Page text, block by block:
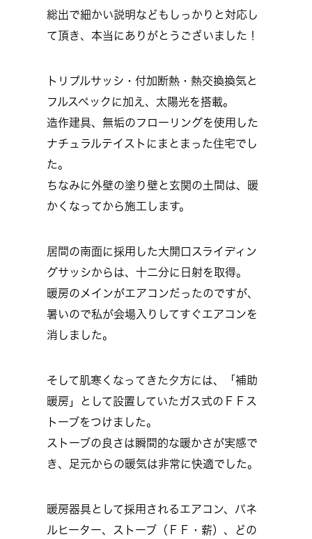
総出で細かい説明などもしっかりと対応し
て頂き、本当にありがとうございました！
トリプルサッシ・付加断熱・熱交換換気と
フルスペックに加え、太陽光を搭載。
造作建具、無垢のフローリングを使用した
ナチュラルテイストにまとまった住宅でし
た。
ちなみに外壁の塗り壁と玄関の土間は、暖
かくなってから施工します。
居間の南面に採用した大開口スライディン
グサッシからは、十二分に日射を取得。
暖房のメインがエアコンだったのですが、
暑いので私が会場入りしてすぐエアコンを
消しました。
そして肌寒くなってきた夕方には、「補助
暖房」として設置していたガス式のＦＦス
トーブをつけました。
ストーブの良さは瞬間的な暖かさが実感で
き、足元からの暖気は非常に快適でした。
暖房器具として採用されるエアコン、パネ
ルヒーター、ストーブ（ＦＦ・薪）、どの